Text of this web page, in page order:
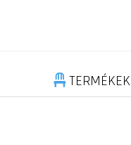
TERMÉKEK